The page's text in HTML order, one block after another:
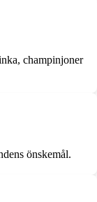
champinjoner
önskemål.